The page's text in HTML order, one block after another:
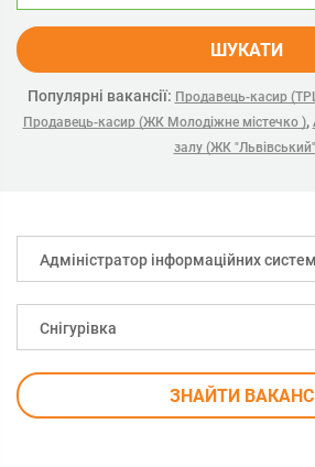
ШУКАТИ
Популярні вакансії: Продавець-касир
Продавець-касир (ЖК Молодіжне містечко ),
залу (ЖК
Адміністратор інформаційних систем
Снігурівка
ЗНАЙТИ